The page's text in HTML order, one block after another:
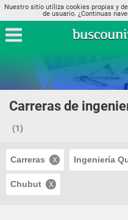
Nuestro sitio utiliza cookies propias y
de usuario. ¿Continuas
Carreras de
(1)
Carreras Ingeniería
Chubut